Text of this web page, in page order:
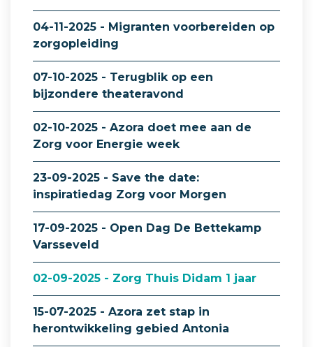
04-11-2025 - Migranten voorbereiden op
zorgopleiding
07-10-2025 - Terugblik op een
bijzondere theateravond
02-10-2025 - Azora doet mee aan de
Zorg voor Energie week
23-09-2025 - Save the date:
inspiratiedag Zorg voor Morgen
17-09-2025 - Open Dag De Bettekamp
Varsseveld
02-09-2025 - Zorg Thuis Didam 1 jaar
15-07-2025 - Azora zet stap in
herontwikkeling gebied Antonia